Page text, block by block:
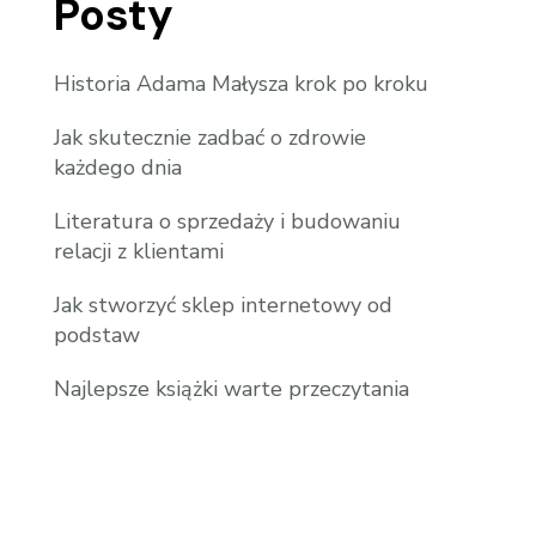
Posty
Historia Adama Małysza krok po kroku
Jak skutecznie zadbać o zdrowie
każdego dnia
Literatura o sprzedaży i budowaniu
relacji z klientami
Jak stworzyć sklep internetowy od
podstaw
Najlepsze książki warte przeczytania